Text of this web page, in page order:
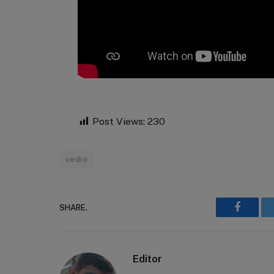
Post Views: 230
vedio
SHARE.
Editor